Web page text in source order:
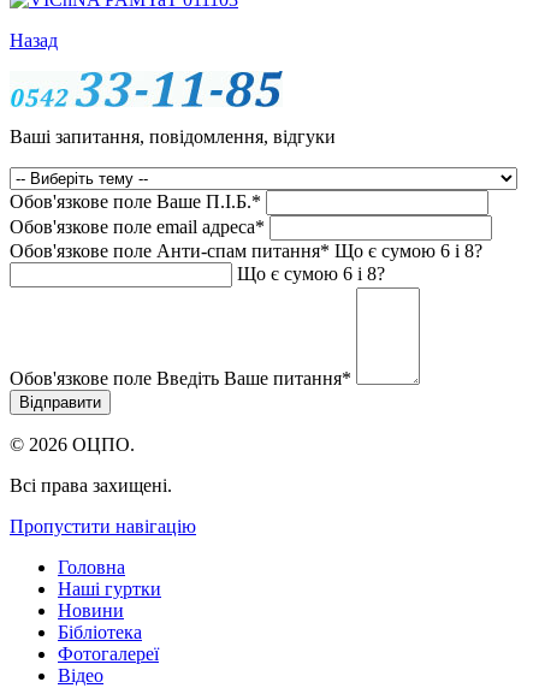
Назад
Ваші запитання, повідомлення, відгуки
Обов'язкове поле Ваше П.I.Б.*
Обов'язкове поле email адреса*
Обов'язкове поле Анти-спам питання* Що є сумою 6 і 8?
Що є сумою 6 і 8?
Обов'язкове поле Введіть Ваше питання*
© 2026 ОЦПО.
Всі права захищені.
Пропустити навігацію
Головна
Наші гуртки
Новини
Бібліотека
Фотогалереї
Відео